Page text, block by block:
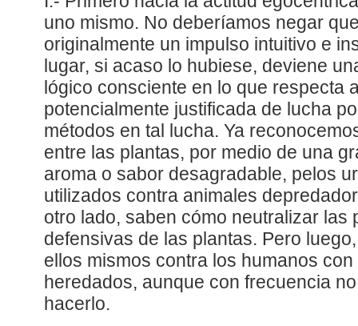
uno mismo. No deberíamos negar
originalmente un impulso intuitivo e
lugar, si acaso lo hubiese, deviene
lógico consciente en lo que respecta
potencialmente justificada de lucha
métodos en tal lucha. Ya
entre las plantas, por medio de una
aroma o sabor desagradable, pelos
utilizados contra animales
otro lado, saben cómo neutralizar las
defensivas de las plantas. Pero
ellos mismos contra los humanos
heredados, aunque con frecuencia
hacerlo.